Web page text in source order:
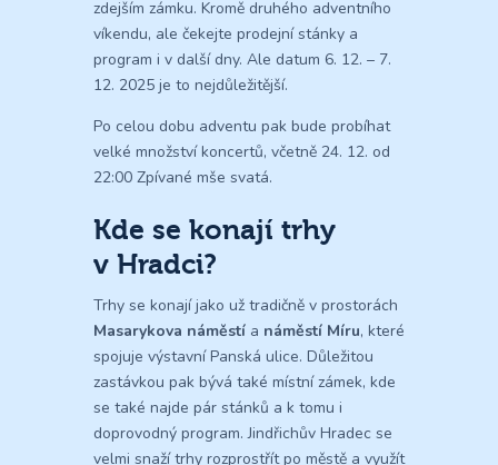
zdejším zámku. Kromě druhého adventního
víkendu, ale čekejte prodejní stánky a
program i v další dny. Ale datum 6. 12. – 7.
12. 2025 je to nejdůležitější.
Po celou dobu adventu pak bude probíhat
velké množství koncertů, včetně 24. 12. od
22:00 Zpívané mše svatá.
Kde se konají trhy
v Hradci?
Trhy se konají jako už tradičně v prostorách
Masarykova náměstí a náměstí Míru, které
spojuje výstavní Panská ulice. Důležitou
zastávkou pak bývá také místní zámek, kde
se také najde pár stánků a k tomu i
doprovodný program. Jindřichův Hradec se
velmi snaží trhy rozprostřít po městě a využít